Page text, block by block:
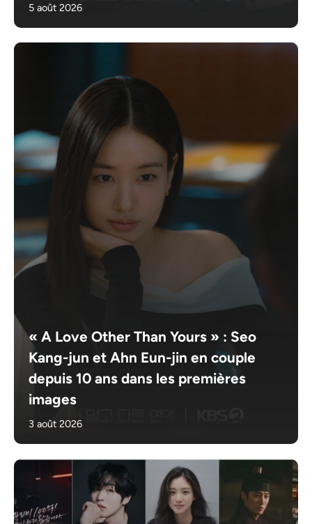
5 août 2026
« A Love Other Than Yours » : Seo
Kang-jun et Ahn Eun-jin en couple
depuis 10 ans dans les premières
images
3 août 2026